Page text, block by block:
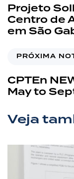
Projeto
Centro de
em São
PRÓXIMA
CPTEn
May to
Veja